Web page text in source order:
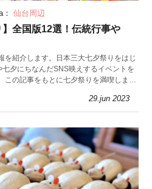
仙台周辺
全国版12選！伝統行事や
を紹介します。日本三大七夕祭りをはじ
夕にちなんだSNS映えするイベントを
の記事をもとに七夕祭りを満喫しまし
29.jun 2023